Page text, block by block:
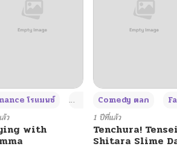
+4
โรแมนซ์ Adult ผู้ใหญ่ +4
ว
with
Comedy ตลก
1 ปีที่แล้ว
Tenchura! Tensei
Shitara Slime